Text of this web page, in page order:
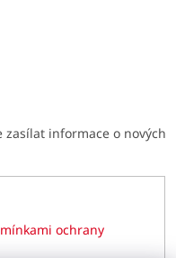
zasílat informace o nových
ochrany